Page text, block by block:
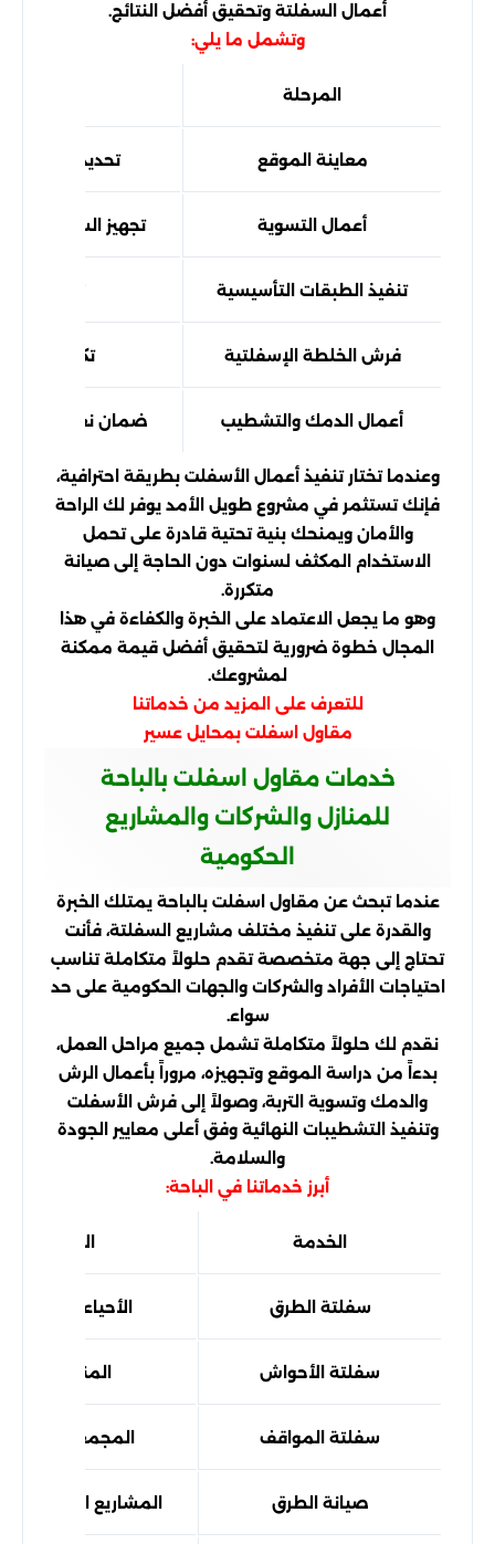
أعمال السفلتة وتحقيق أفضل النتائج.
وتشمل ما يلي:
المرحلة
معاينة الموقع تحديد طبيعة
أعمال التسوية تجهيز السطح
تنفيذ الطبقات التأسيسية
فرش الخلطة الإسفلتية تكوين
أعمال الدمك والتشطيب ضمان نعومة
وعندما تختار تنفيذ أعمال الأسفلت بطريقة احترافية،
فإنك تستثمر في مشروع طويل الأمد يوفر لك الراحة
والأمان ويمنحك بنية تحتية قادرة على تحمل
الاستخدام المكثف لسنوات دون الحاجة إلى صيانة
متكررة.
وهو ما يجعل الاعتماد على الخبرة والكفاءة في هذا
المجال خطوة ضرورية لتحقيق أفضل قيمة ممكنة
لمشروعك.
للتعرف على المزيد من خدماتنا
مقاول اسفلت بمحايل عسير
خدمات مقاول اسفلت بالباحة
للمنازل والشركات والمشاريع
الحكومية
عندما تبحث عن مقاول اسفلت بالباحة يمتلك الخبرة
والقدرة على تنفيذ مختلف مشاريع السفلتة، فأنت
تحتاج إلى جهة متخصصة تقدم حلولاً متكاملة تناسب
احتياجات الأفراد والشركات والجهات الحكومية على حد
سواء.
نقدم لك حلولاً متكاملة تشمل جميع مراحل العمل،
بدءاً من دراسة الموقع وتجهيزه، مروراً بأعمال الرش
والدمك وتسوية التربة، وصولاً إلى فرش الأسفلت
وتنفيذ التشطيبات النهائية وفق أعلى معايير الجودة
والسلامة.
أبرز خدماتنا في الباحة:
الخدمة الاستخدام
سفلتة الطرق الأحياء
سفلتة الأحواش المنازل والفلل
سفلتة المواقف المجمعات
صيانة الطرق المشاريع الحكومية